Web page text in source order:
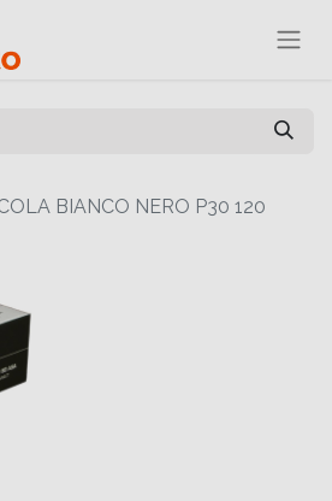
BIANCO NERO P30 120